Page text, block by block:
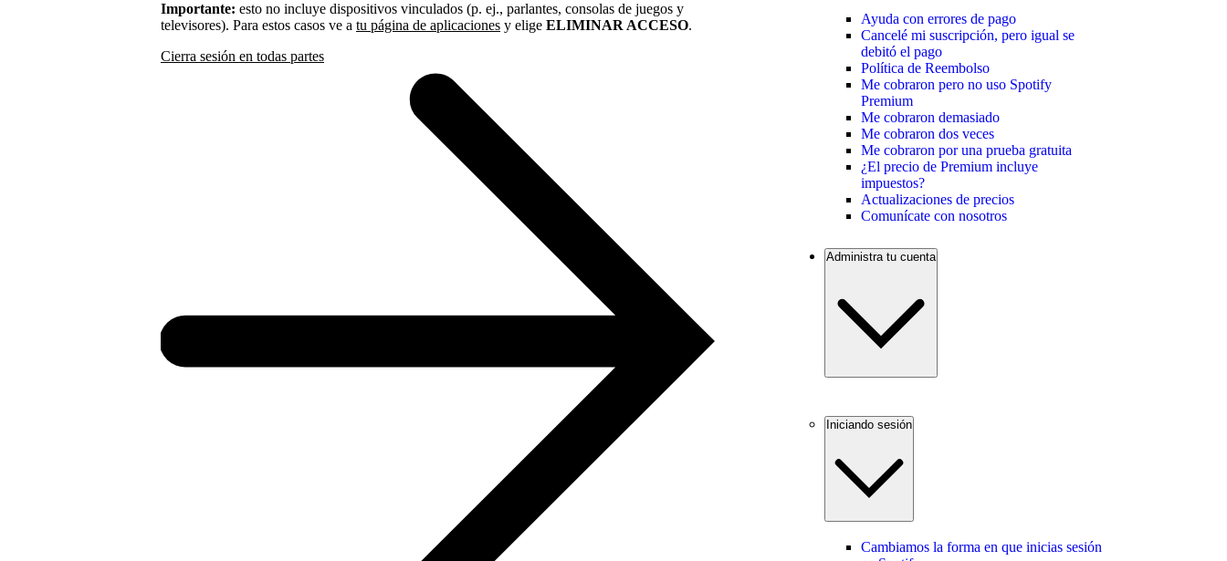
Importante: esto no incluye dispositivos vinculados (p. ej., parlantes, consolas de juegos y
televisores). Para estos casos ve a tu página de aplicaciones y elige ELIMINAR ACCESO.
Cierra sesión en todas partes
Ayuda con errores de pago
Cancelé mi suscripción, pero igual se
debitó el pago
Política de Reembolso
Me cobraron pero no uso Spotify
Premium
Me cobraron demasiado
Me cobraron dos veces
Me cobraron por una prueba gratuita
¿El precio de Premium incluye
impuestos?
Actualizaciones de precios
Comunícate con nosotros
Administra tu cuenta
Iniciando sesión
Cambiamos la forma en que inicias sesión